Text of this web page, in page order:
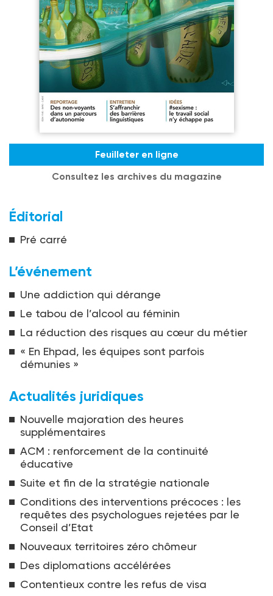
Feuilleter en ligne
Consultez les archives du magazine
Éditorial
Pré carré
L’événement
Une addiction qui dérange
Le tabou de l’alcool au féminin
La réduction des risques au cœur du métier
« En Ehpad, les équipes sont parfois
démunies »
Actualités juridiques
Nouvelle majoration des heures
supplémentaires
ACM : renforcement de la continuité
éducative
Suite et fin de la stratégie nationale
Conditions des interventions précoces : les
requêtes des psychologues rejetées par le
Conseil d’Etat
Nouveaux territoires zéro chômeur
Des diplomations accélérées
Contentieux contre les refus de visa